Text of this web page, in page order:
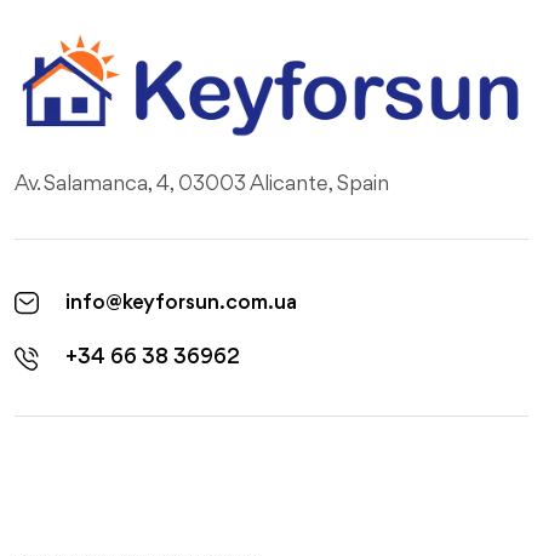
Av. Salamanca, 4, 03003 Alicante, Spain
info@keyforsun.com.ua
+34 66 38 36962